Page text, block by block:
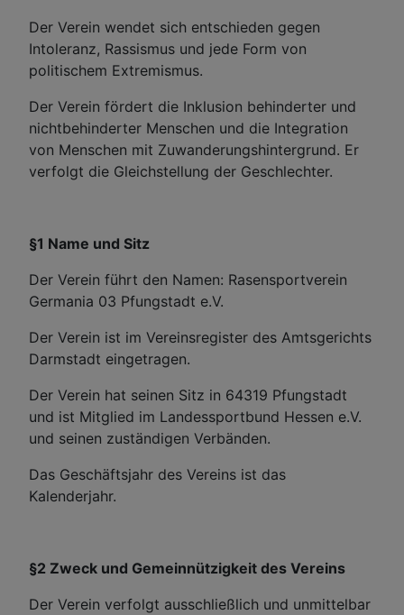
Der Verein wendet sich entschieden gegen
Intoleranz, Rassismus und jede Form von
politischem Extremismus.
Der Verein fördert die Inklusion behinderter und
nichtbehinderter Menschen und die Integration
von Menschen mit Zuwanderungshintergrund. Er
verfolgt die Gleichstellung der Geschlechter.
§1 Name und Sitz
Der Verein führt den Namen: Rasensportverein
Germania 03 Pfungstadt e.V.
Der Verein ist im Vereinsregister des Amtsgerichts
Darmstadt eingetragen.
Der Verein hat seinen Sitz in 64319 Pfungstadt
und ist Mitglied im Landessportbund Hessen e.V.
und seinen zuständigen Verbänden.
Das Geschäftsjahr des Vereins ist das
Kalenderjahr.
§2 Zweck und Gemeinnützigkeit des Vereins
Der Verein verfolgt ausschließlich und unmittelbar